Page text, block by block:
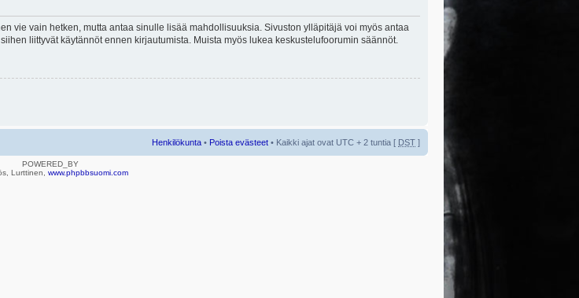
vie vain hetken, mutta antaa sinulle lisää mahdollisuuksia. Sivuston ylläpitäjä voi myös antaa
liittyvät käytännöt ennen kirjautumista. Muista myös lukea keskustelufoorumin säännöt.
Henkilökunta • Poista evästeet • Kaikki ajat ovat UTC + 2 tuntia [ DST ]
POWERED_BY
Lurttinen, www.phpbbsuomi.com